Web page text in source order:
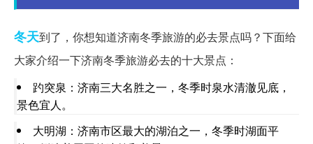
冬天到了，你想知道济南冬季旅游的必去景点吗？下面给
大家介绍一下济南冬季旅游必去的十大景点：
趵突泉：济南三大名胜之一，冬季时泉水清澈见底，
景色宜人。
大明湖：济南市区最大的湖泊之一，冬季时湖面平